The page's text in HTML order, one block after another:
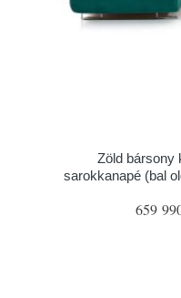
Zöld bársony
sarokkanapé (bal
659